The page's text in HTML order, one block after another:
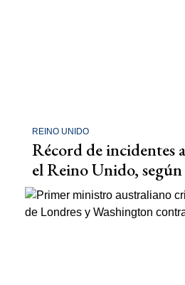
REINO UNIDO
Récord de incidentes
el Reino Unido,